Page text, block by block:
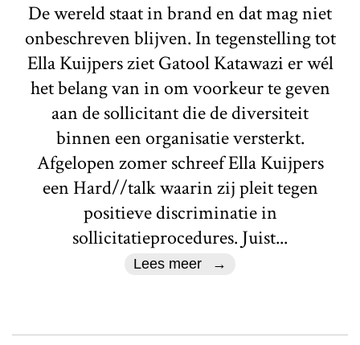
De wereld staat in brand en dat mag niet
onbeschreven blijven. In tegenstelling tot
Ella Kuijpers ziet Gatool Katawazi er wél
het belang van in om voorkeur te geven
aan de sollicitant die de diversiteit
binnen een organisatie versterkt.
Afgelopen zomer schreef Ella Kuijpers
een Hard//talk waarin zij pleit tegen
positieve discriminatie in
sollicitatieprocedures. Juist...
Lees meer